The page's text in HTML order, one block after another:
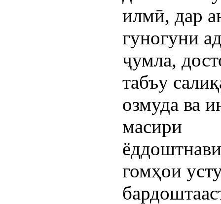
илмӣ, дар
гуногуни
ҷумла,
табъу
озмуда ва
масири
гомҳои